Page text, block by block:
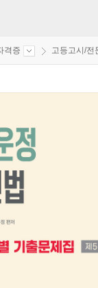
격증 고등고시/전